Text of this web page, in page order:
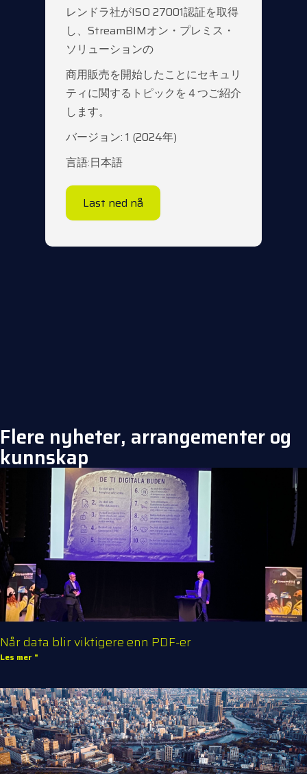
レンドラ社がISO 27001認証を取得
し、StreamBIMオン・プレミス・
ソリューションの
商用販売を開始したことにセキュリ
ティに関するトピックを４つご紹介
します。
バージョン: 1 (2024年)
言語:日本語
Last ned nå
Flere nyheter, arrangementer og
kunnskap
Når data blir viktigere enn PDF-er
Les mer "